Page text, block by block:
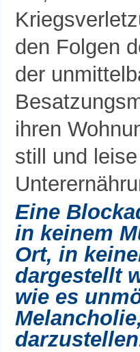
den Folgen
der
ihren
still und
Eine
in keinem
Ort, in
dargestellt
wie es